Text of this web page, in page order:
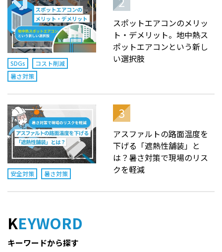
SDGs
コスト削減
暑さ対策
スポットエアコンのメリッ
ト・デメリット。地中熱ス
ポットエアコンという新し
い選択肢
安全対策 暑さ対策
アスファルトの路面温度を
下げる「遮熱性舗装」と
は？暑さ対策で現場のリス
クを軽減
KEYWORD
キーワードから探す